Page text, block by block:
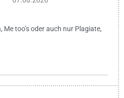
too’s oder auch nur Plagiate,